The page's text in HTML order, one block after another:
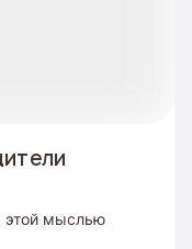
этой мыслью